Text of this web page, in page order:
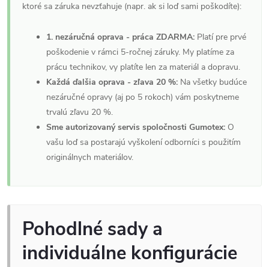
ktoré sa záruka nevzťahuje (napr. ak si loď sami poškodíte):
1. nezáručná oprava - práca ZDARMA: Platí pre prvé
poškodenie v rámci 5-ročnej záruky. My platíme za
prácu technikov, vy platíte len za materiál a dopravu.
Každá ďalšia oprava - zľava 20 %: Na všetky budúce
nezáručné opravy (aj po 5 rokoch) vám poskytneme
trvalú zľavu 20 %.
Sme autorizovaný servis spoločnosti Gumotex: O
vašu loď sa postarajú vyškolení odborníci s použitím
originálnych materiálov.
Pohodlné sady a
individuálne konfigurácie